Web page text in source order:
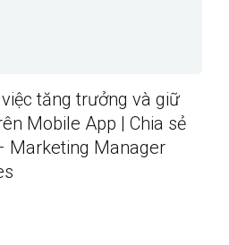
tăng trưởng và giữ
Mobile App | Chia sẻ
Marketing Manager